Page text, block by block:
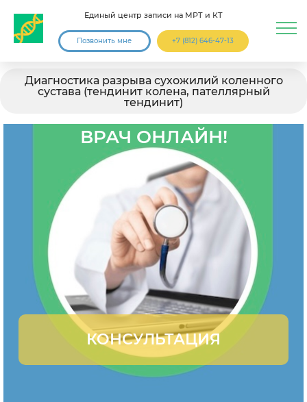
Единый центр записи на МРТ и КТ
Позвонить мне +7 (812) 646-47-13
Диагностика разрыва сухожилий коленного
сустава (тендинит колена, пателлярный
тендинит)
КОНСУЛЬТАЦИЯ
ВРАЧ ОНЛАЙН!